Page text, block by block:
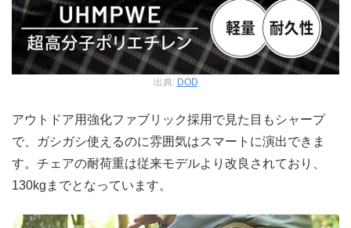
出典: DOD
アウトドア用強化ファブリック採用で見た目もシャープ
で、ガシガシ使えるのに雰囲気はスマートに演出できま
す。チェアの耐荷重は従来モデルより改良されており、
130kgまでとなっています。